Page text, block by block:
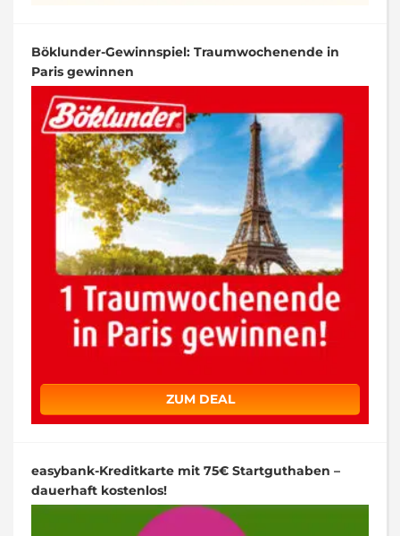
Böklunder-Gewinnspiel: Traumwochenende in
Paris gewinnen
ZUM DEAL
easybank-Kreditkarte mit 75€ Startguthaben –
dauerhaft kostenlos!